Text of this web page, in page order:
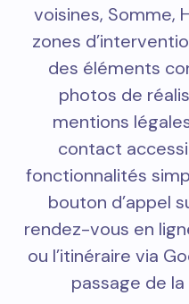
voisines, Somme,
zones
des éléments
photos de
mentions
contact
fonctionnalités
bouton d’appel
rendez-vous en
ou l’itinéraire via
passage de